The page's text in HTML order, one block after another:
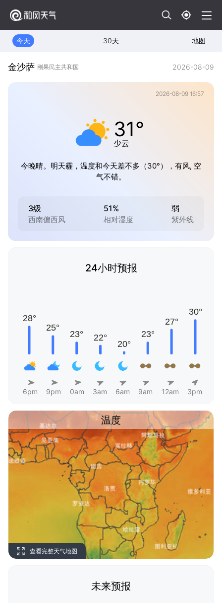
今天 30天 地图
金沙萨 刚果民主共和国 2026-08-09
2026-08-09 16:57
31°
少云
今晚晴。明天霾，温度和今天差不多（30°），有风, 空
气不错。
3级
西南偏西风
51%
相对湿度
弱
紫外线
24小时预报
6pm 9pm 0am 3am 6am 9am 12am 3pm
温度
查看完整天气地图
未来预报